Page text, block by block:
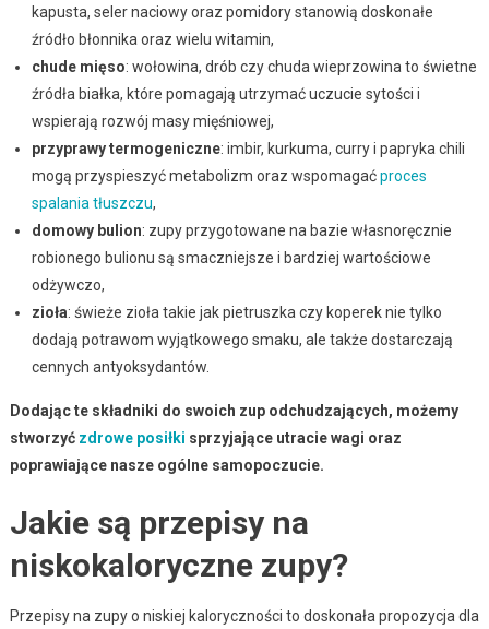
kapusta, seler naciowy oraz pomidory stanowią doskonałe
źródło błonnika oraz wielu witamin,
chude mięso: wołowina, drób czy chuda wieprzowina to świetne
źródła białka, które pomagają utrzymać uczucie sytości i
wspierają rozwój masy mięśniowej,
przyprawy termogeniczne: imbir, kurkuma, curry i papryka chili
mogą przyspieszyć metabolizm oraz wspomagaćproces
spalania tłuszczu,
domowy bulion: zupy przygotowane na bazie własnoręcznie
robionego bulionu są smaczniejsze i bardziej wartościowe
odżywczo,
zioła: świeże zioła takie jak pietruszka czy koperek nie tylko
dodają potrawom wyjątkowego smaku, ale także dostarczają
cennych antyoksydantów.
Dodając te składniki do swoich zup odchudzających, możemy
stworzyć zdrowe posiłki sprzyjające utracie wagi oraz
poprawiające nasze ogólne samopoczucie.
Jakie są przepisy na
niskokaloryczne zupy?
Przepisy na zupy o niskiej kaloryczności to doskonała propozycja dla